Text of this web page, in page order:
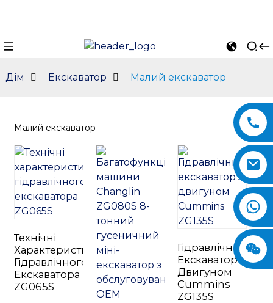
Дім Екскаватор Малий екскаватор
Малий екскаватор
Технічні
Характеристики
Гідравлічного
Екскаватора
ZG065S
Гідравлічний
Екскаватор З
Двигуном
Cummins
ZG135S